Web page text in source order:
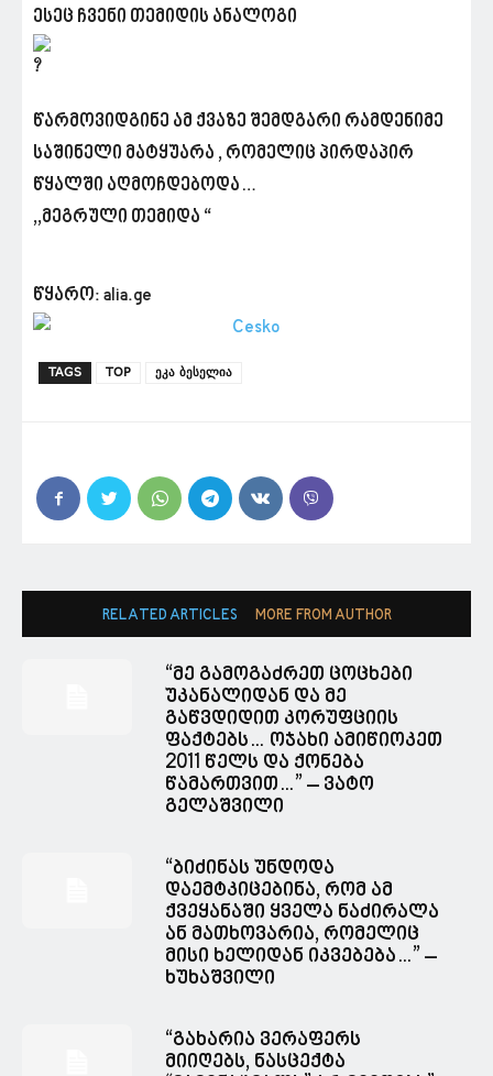
ესეც ჩვენი თემიდის ანალოგი
წარმოვიდგინე ამ ქვაზე შემდგარი რამდენიმე
საშინელი მატყუარა , რომელიც პირდაპირ
წყალში აღმოჩდებოდა…
,,მეგრული თემიდა “
წყარო: alia.ge
TAGS TOP ეკა ბესელია
RELATED ARTICLES MORE FROM AUTHOR
“მე გამოგაძრეთ ცოცხები
უკანალიდან და მე
გაწვდიდით კორუფციის
ფაქტებს… ოჯახი ამიწიოკეთ
2011 წელს და ქონება
წამართვით…” – ვატო
გელაშვილი
“ბიძინას უნდოდა
დაემტკიცებინა, რომ ამ
ქვეყანაში ყველა ნაძირალა
ან მათხოვარია, რომელიც
მისი ხელიდან იკვებება…” –
ხუხაშვილი
“გახარია ვერაფერს
მიიღებს, ნასცექტა